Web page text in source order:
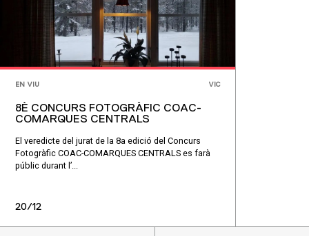
EN VIU VIC
8È CONCURS FOTOGRÀFIC COAC-
COMARQUES CENTRALS
El veredicte del jurat de la 8a edició del Concurs
Fotogràfic COAC-COMARQUES CENTRALS es farà
públic durant l’...
20/12